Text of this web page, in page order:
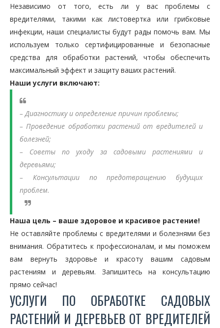
Независимо от того, есть ли у вас проблемы с
вредителями, такими как листовертка или грибковые
инфекции, наши специалисты будут рады помочь вам. Мы
используем только сертифицированные и безопасные
средства для обработки растений, чтобы обеспечить
максимальный эффект и защиту ваших растений.
Наши услуги включают:
– Диагностику и определение причин проблемы;
– Проведение обработки растений от вредителей и
болезней;
– Советы по уходу за садовыми растениями и
деревьями;
– Консультации по предотвращению будущих
проблем.
Наша цель – ваше здоровое и красивое растение!
Не оставляйте проблемы с вредителями и болезнями без
внимания. Обратитесь к профессионалам, и мы поможем
вам вернуть здоровье и красоту вашим садовым
растениям и деревьям. Запишитесь на консультацию
прямо сейчас!
УСЛУГИ ПО ОБРАБОТКЕ САДОВЫХ
РАСТЕНИЙ И ДЕРЕВЬЕВ ОТ ВРЕДИТЕЛЕЙ